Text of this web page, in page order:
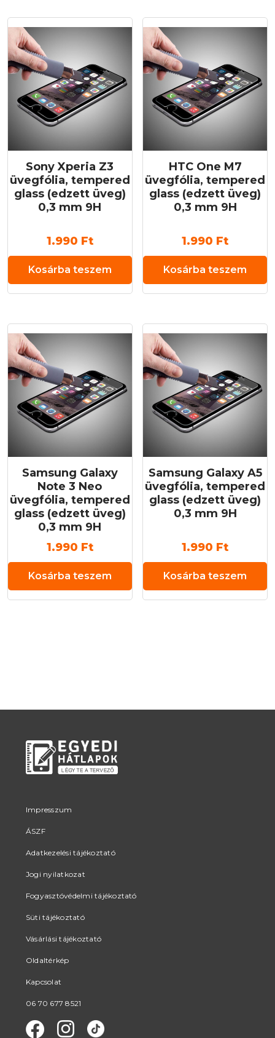
Sony Xperia Z3
üvegfólia, tempered
glass (edzett üveg)
0,3 mm 9H
1.990 Ft
Kosárba teszem
HTC One M7
üvegfólia, tempered
glass (edzett üveg)
0,3 mm 9H
1.990 Ft
Kosárba teszem
Samsung Galaxy
Note 3 Neo
üvegfólia, tempered
glass (edzett üveg)
0,3 mm 9H
1.990 Ft
Kosárba teszem
Samsung Galaxy A5
üvegfólia, tempered
glass (edzett üveg)
0,3 mm 9H
1.990 Ft
Kosárba teszem
Impresszum
ÁSZF
Adatkezelési tájékoztató
Jogi nyilatkozat
Fogyasztóvédelmi tájékoztató
Süti tájékoztató
Vásárlási tájékoztató
Oldaltérkép
Kapcsolat
06 70 677 8521